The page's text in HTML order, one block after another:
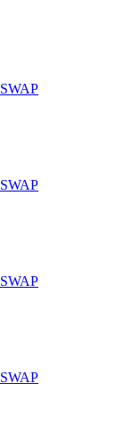
SWAP
SWAP
SWAP
SWAP